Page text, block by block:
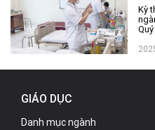
Kỳ
GIÁO DỤC
Danh mục ngành